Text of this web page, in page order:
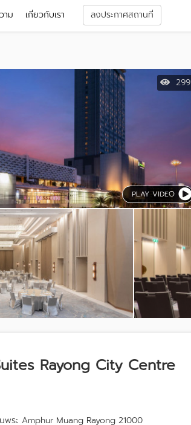
าม เกี่ยวกับเรา ลงประกาศสถานที่
PLAY VIDEO
299
Rayong City Centre
พระ Amphur Muang Rayong 21000